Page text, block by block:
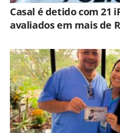
Casal é detido com 21
avaliados em mais de
Campinas